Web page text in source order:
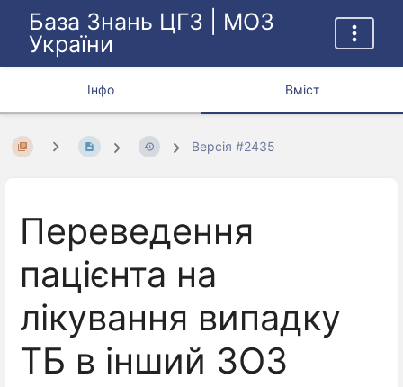
База Знань ЦГЗ | МОЗ
України
Інфо Вміст
Версія #2435
Переведення
пацієнта на
лікування випадку
ТБ в інший ЗОЗ